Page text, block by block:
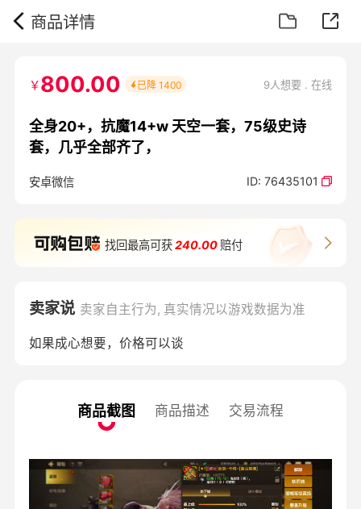
商品详情
￥800.00 已降1400 9人想要 . 在线
全身20+，抗魔14+w 天空一套，75级史诗
套，几乎全部齐了，
安卓微信 ID:76435101
找回最高可获240.00 赔付
卖家说 卖家自主行为, 真实情况以游戏数据为准
如果成心想要，价格可以谈
商品截图 商品描述 交易流程